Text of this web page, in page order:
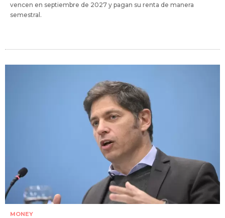
vencen en septiembre de 2027 y pagan su renta de manera
semestral.
MONEY